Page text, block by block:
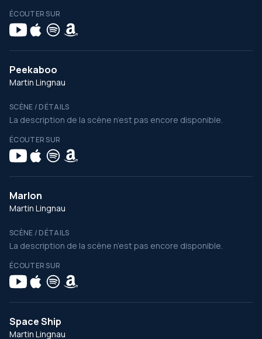
ÉCOUTER SUR
Peekaboo
Martin Lingnau
SCÈNE / DÉTAILS
La description de la scène n’est pas encore disponible.
ÉCOUTER SUR
Marlon
Martin Lingnau
SCÈNE / DÉTAILS
La description de la scène n’est pas encore disponible.
ÉCOUTER SUR
Space Ship
Martin Lingnau